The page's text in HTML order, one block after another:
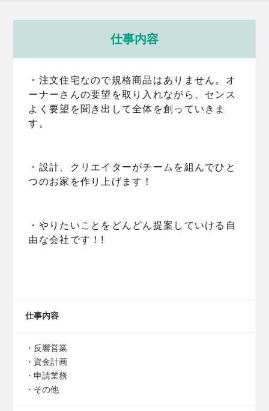
仕事内容
・注文住宅なので規格商品はありません。オ
ーナーさんの要望を取り入れながら、センス
よく要望を聞き出して全体を創っていきま
す。
・設計、クリエイターがチームを組んでひと
つのお家を作り上げます！
・やりたいことをどんどん提案していける自
由な会社です！!
仕事内容
・反響営業
・資金計画
・申請業務
・その他